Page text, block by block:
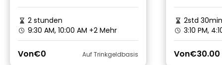
2 stunden
9:30 AM, 10:00 AM +2 Mehr
Von€0 Auf Trinkgeldbasis
2std 30min
3:10 PM,
Von€30.00